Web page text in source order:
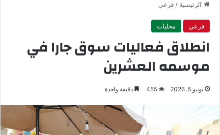
الرئيسية /فرعي
فرعي محليات
انطلاق فعاليات سوق جارا في
موسمه العشرين
يونيو 5, 2026 455 دقيقة واحدة